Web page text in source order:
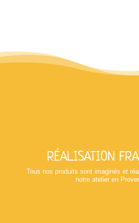
RÉALISATION
Tous nos produits sont imaginés et
notre atelier en